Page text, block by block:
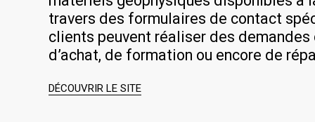
travers des formulaires de contact
clients peuvent réaliser des demandes
d’achat, de formation ou encore de
DÉCOUVRIR LE SITE